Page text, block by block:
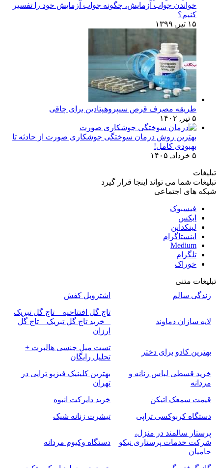
خواندن جواب آزمایش، چگونه جواب آزمایش خود را تفسیر
کنیم؟
۱۵ تیر, ۱۳۹۹
طریقه مصرف قرص سیپروهپتادین برای چاقی
۵ تیر, ۱۴۰۲
بهترین روش درمان سوختگی جوشکاری صورت از حادثه تا
بهبودی کامل!
۵ خرداد, ۱۴۰۵
تبلیغات
تبلیغات شما می تواند اینجا قرار گیرد
شبکه های اجتماعی
فیسبوک
ایکس
لینکداین
اینستاگرام
Medium
تلگرام
خوراک
تبلیغات متنی
زندگی سالم
اشتروبل کفش
لایه سازان دماوند
تاج گل افتتاحیه _ تاج گل تبریک
_ خرید تاج گل تبریک _ تاج گل
ارزان
بهترین کادو برای دختر
تست میل جنسی هالبرت +
تحلیل رایگان
خرید قسطی لباس زنانه و
مردانه
بهترین کلینیک فیزیو تراپی در
تهران
قیمت سمعک اتیکن
خرید دایرکت انبوه
دستگاه کربوکسی تراپی
تیشرت زنانه شیک
پرستار سالمند در منزل،
شرکت خدمات پرستاری نیکو
حامیان
دستگاه وکیوم مردانه